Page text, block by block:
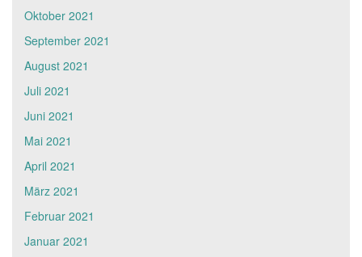
Oktober 2021
September 2021
August 2021
Juli 2021
Juni 2021
Mai 2021
April 2021
März 2021
Februar 2021
Januar 2021